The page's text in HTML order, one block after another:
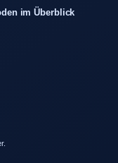
im Überblick